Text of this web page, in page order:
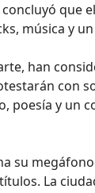
que
música y
han
con
y un
su
La